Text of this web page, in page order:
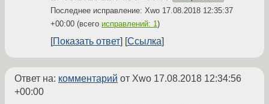
Последнее исправление: Xwo 17.08.2018 12:35:37
+00:00 (всего исправлений: 1)
Показать ответ Ссылка
Ответ на: комментарий от Xwo 17.08.2018 12:34:56
+00:00